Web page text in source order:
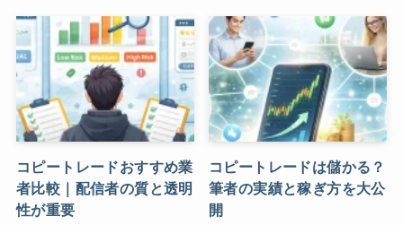
コピートレードおすすめ業
者比較｜配信者の質と透明
性が重要
コピートレードは儲かる？
筆者の実績と稼ぎ方を大公
開